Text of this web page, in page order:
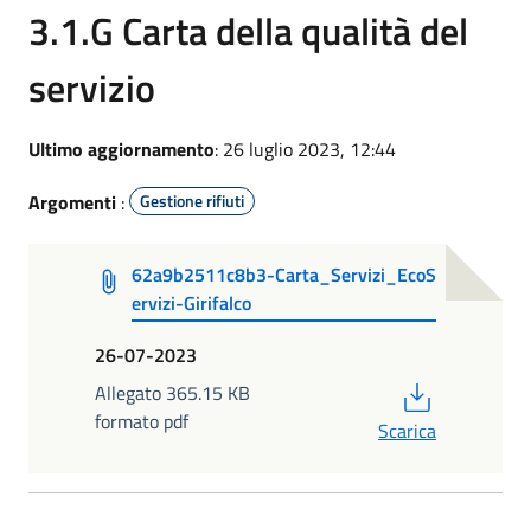
3.1.G Carta della qualità del
servizio
Ultimo aggiornamento: 26 luglio 2023, 12:44
Argomenti : Gestione rifiuti
62a9b2511c8b3-Carta_Servizi_EcoS
ervizi-Girifalco
26-07-2023
Allegato 365.15 KB
formato pdf
Scarica